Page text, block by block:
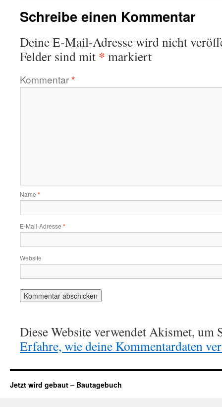
Schreibe einen Kommentar
Deine E-Mail-Adresse wird nicht
Felder sind mit * markiert
Kommentar*
Name *
E-Mail-Adresse *
Website
Diese Website verwendet Akismet, um
Erfahre, wie deine Kommentardaten
Jetzt wird gebaut – Bautagebuch